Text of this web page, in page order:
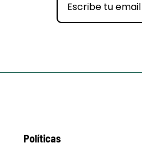
Políticas